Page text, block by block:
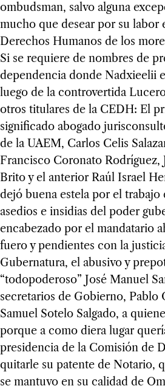
ombudsman, salvo alguna
mucho que desear por su labor
Derechos Humanos de los
Si se requiere de nombres de
dependencia donde Nadxieelii
luego de la controvertida
otros titulares de la CEDH: El
significado abogado
de la UAEM, Carlos Celis
Francisco Coronato Rodríguez,
Brito y el anterior Raúl Israel
dejó buena estela por el trabajo
asedios e insidias del poder
encabezado por el mandatario
fuero y pendientes con la
Gubernatura, el abusivo y
“todopoderoso” José Manuel
secretarios de Gobierno, Pablo
Samuel Sotelo Salgado, a
porque a como diera lugar
presidencia de la Comisión de
quitarle su patente de Notario,
se mantuvo en su calidad de